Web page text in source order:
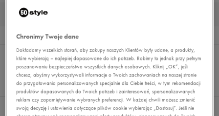
0
Wyników
Sortuj:
REKOMENDOWANE
FILTRUJ
Pokaż
60
z 0
Nie wybrano filtrów
Chronimy Twoje dane
Dokładamy wszelkich starań, aby zakupy naszych Klientów były udane, a produkty,
które wybierają – najlepiej dopasowane do ich potrzeb. Robimy to jednak przy pełnym
poszanowaniu bezpieczeństwa wszystkich danych osobowych. Kliknij „OK”, jeśli
chcesz, abyśmy wykorzystywali informacje o Twoich zachowaniach na naszej stronie
do przygotowania personalizowanych specjalnie dla Ciebie treści, w tym rekomendacji
produktów dopasowanych do Twoich potrzeb i zainteresowań, spersonalizowanych
reklam czy zapamiętywanie wybranych preferencji. W każdej chwili możesz zmienić
swoją decyzję i ustawienia dotyczące plików cookie wybierając „Dostosuj”. Jeśli nie